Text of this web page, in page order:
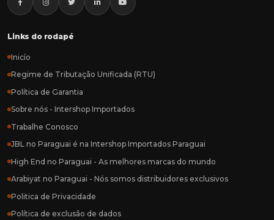
Links do rodapé
Inicío
Regime de Tributação Unificada (RTU)
Política de Garantia
Sobre nós - Intershop Importados
Trabalhe Conosco
JBL no Paraguai é na Intershop Importados Paraguai
High End no Paraguai - As melhores marcas do mundo
Arabiyat no Paraguai - Nós somos distribuidores exclusivos
Politica de Privacidade
Política de exclusão de dados